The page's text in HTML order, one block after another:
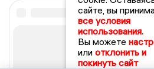
сайте, вы
все условия
использования.
Вы можете
или отклонить и
покинуть сайт